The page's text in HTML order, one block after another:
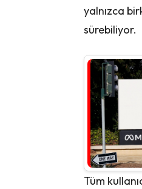
yalnızca
sürebiliyor.
Tüm